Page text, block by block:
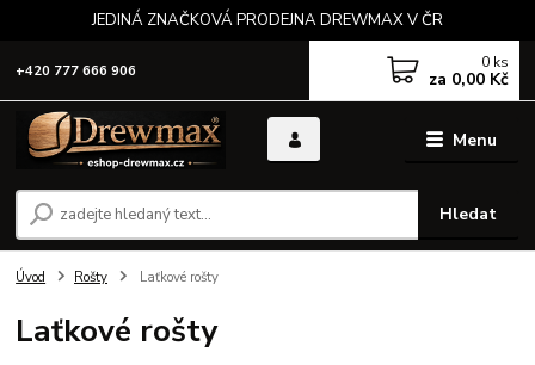
JEDINÁ ZNAČKOVÁ PRODEJNA DREWMAX V ČR
Menu
Hledat
+420 777 666 906 0 ks
za 0,00 Kč
Úvod Rošty Laťkové rošty
Laťkové rošty